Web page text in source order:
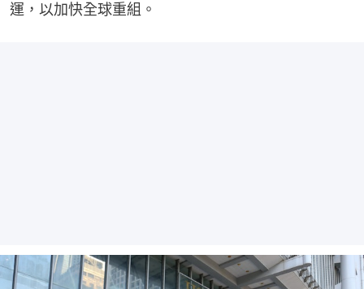
運，以加快全球重組。